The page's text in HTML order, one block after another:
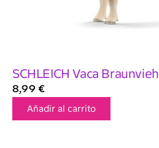
SCHLEICH Vaca Braunvieh
8,99 €
Añadir al carrito